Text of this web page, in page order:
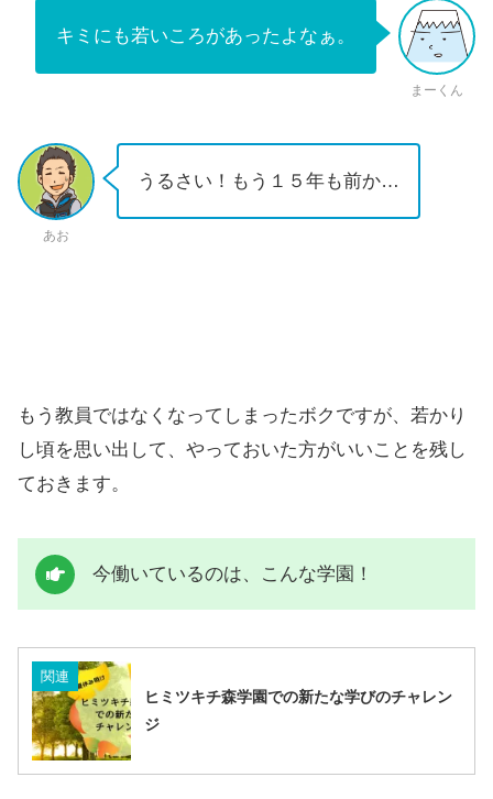
キミにも若いころがあったよなぁ。
まーくん
あお
うるさい！もう１５年も前か…
もう教員ではなくなってしまったボクですが、若かり
し頃を思い出して、やっておいた方がいいことを残し
ておきます。
今働いているのは、こんな学園！
関連
ヒミツキチ森学園での新たな学びのチャレン
ジ